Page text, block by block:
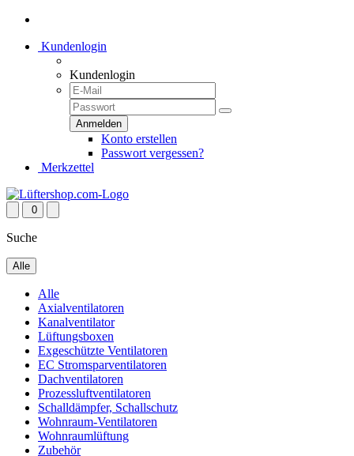
Kundenlogin
Kundenlogin
Konto erstellen
Passwort vergessen?
Merkzettel
0
Suche
Alle
Alle
Axialventilatoren
Kanalventilator
Lüftungsboxen
Exgeschützte Ventilatoren
EC Stromsparventilatoren
Dachventilatoren
Prozessluftventilatoren
Schalldämpfer, Schallschutz
Wohnraum-Ventilatoren
Wohnraumlüftung
Zubehör